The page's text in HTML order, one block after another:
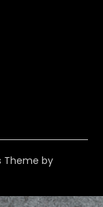
Theme by